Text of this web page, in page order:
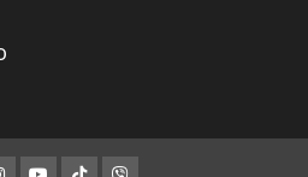
Youtube
ΤΙΚ Viber